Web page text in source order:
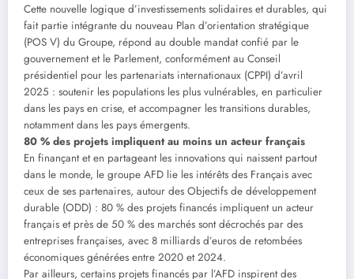
Cette nouvelle logique d’investissements solidaires et durables, qui
fait partie intégrante du nouveau Plan d’orientation stratégique
(POS V) du Groupe, répond au double mandat confié par le
gouvernement et le Parlement, conformément au Conseil
présidentiel pour les partenariats internationaux (CPPI) d’avril
2025 : soutenir les populations les plus vulnérables, en particulier
dans les pays en crise, et accompagner les transitions durables,
notamment dans les pays émergents.
80 % des projets impliquent au moins un acteur français
En finançant et en partageant les innovations qui naissent partout
dans le monde, le groupe AFD lie les intérêts des Français avec
ceux de ses partenaires, autour des Objectifs de développement
durable (ODD) : 80 % des projets financés impliquent un acteur
français et près de 50 % des marchés sont décrochés par des
entreprises françaises, avec 8 milliards d’euros de retombées
économiques générées entre 2020 et 2024.
Par ailleurs, certains projets financés par l’AFD inspirent des